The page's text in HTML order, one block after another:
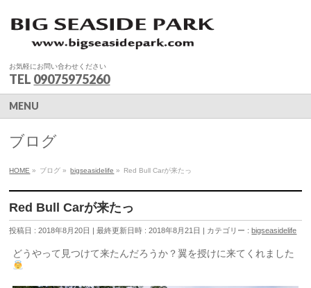
お気軽にお問い合わせください
TEL 09075975260
MENU
ブログ
HOME » ブログ » bigseasidelife » Red Bull Carが来たっ
Red Bull Carが来たっ
投稿日 : 2018年8月20日 最終更新日時 : 2018年8月21日 カテゴリー :bigseasidelife
どうやって見つけて来たんだろうか？翼を授けに来てくれました